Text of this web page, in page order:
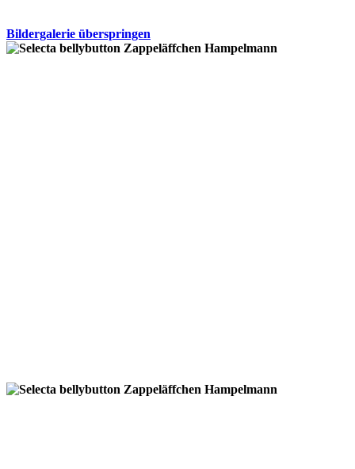
Bildergalerie überspringen